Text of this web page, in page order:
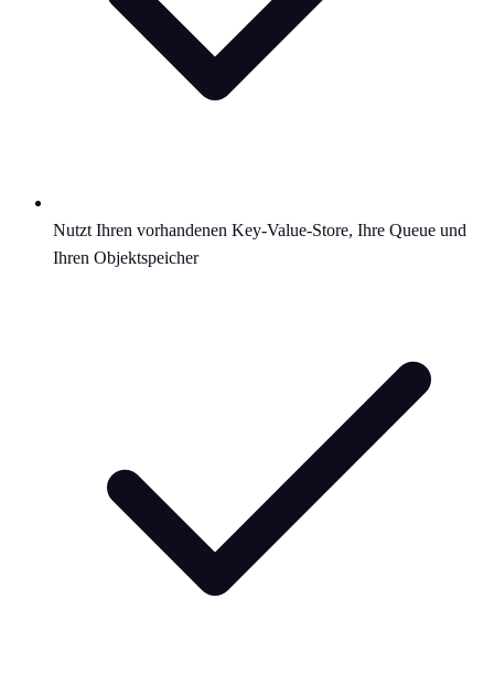
Nutzt Ihren vorhandenen Key-Value-Store, Ihre Queue und
Ihren Objektspeicher